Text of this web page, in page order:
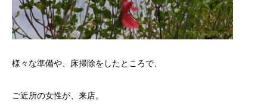
様々な準備や、床掃除をしたところで、
ご近所の女性が、来店。